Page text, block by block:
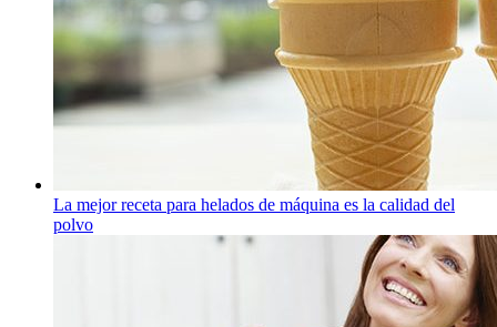
La mejor receta para helados de máquina es la calidad del
polvo